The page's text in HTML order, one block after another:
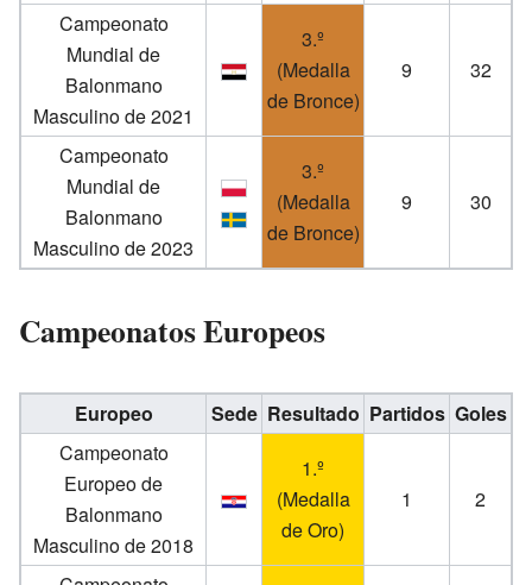
Campeonato
Mundial de
Balonmano
Masculino de 2021
3.º
(Medalla
de Bronce)
9 32
Campeonato
Mundial de
Balonmano
Masculino de 2023
3.º
(Medalla
de Bronce)
9 30
Campeonatos Europeos
Europeo Sede Resultado Partidos Goles
Campeonato
Europeo de
Balonmano
Masculino de 2018
1.º
(Medalla
de Oro)
1 2